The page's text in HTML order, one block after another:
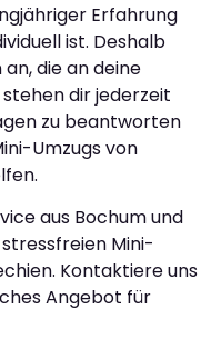
Erfahrung
ist. Deshalb
die an deine
dir jederzeit
zu beantworten
Umzugs von
aus Bochum und
Mini-
Kontaktiere uns
Angebot für